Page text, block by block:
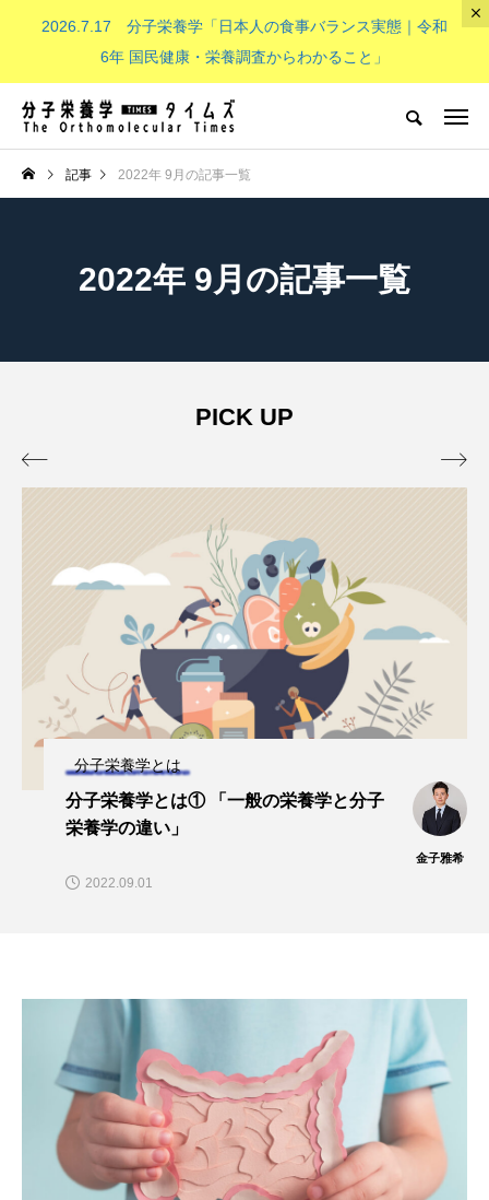
The Orthomolecular Times
分子栄養学とは 子供（成長期）
NEW POST
eko’s method）とは？血液デー
必要なビタミンB群：その重要
2024.08.26
TAG LIST
CoQ10 α-リポ酸
αリポ酸 オメガ3・EPA
クロム グルタミン ケイ素 セレン
パントテン酸
ビタミンK
プロバイオティクス マグネシウム
マンガン モリブデン ヨウ素 亜鉛
亜鉛、銅 亜鉛・銅 免疫 口腔内環境
2026.7.17 分子栄養学「日本人の食事バランス実態｜令和
6年 国民健康・栄養調査からわかること」
記事 2022年 9月の記事一覧
2022年 9月の記事一覧
PICK UP
分子栄養学とは
分子栄養学とは① 「一般の栄養学と分子
栄養学の違い」
金子雅希
2022.09.01
 